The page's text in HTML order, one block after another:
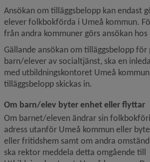
Ansökan om tilläggsbelopp kan endast
elever folkbokförda i Umeå kommun.
från andra kommuner görs ansökan
Gällande ansökan om tilläggsbelopp för
barn/elever av socialtjänst, ska en
med utbildningskontoret Umeå
tilläggsbelopp skickas in.
Om barn/elev byter enhet eller flyttar
Om barnet/eleven ändrar sin
adress utanför Umeå kommun eller
eller fritidshem samt om andra
ska rektor meddela detta omgående till